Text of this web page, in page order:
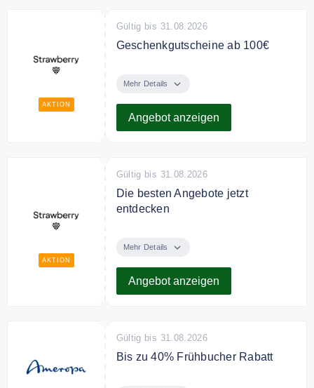
AKTION
Gültig bis 31.08.2026
Geschenkgutscheine ab 100€
Geschenkgutscheine ab 100€ von
Mehr Details
Angebot anzeigen
AKTION
Gültig bis 31.08.2026
Die besten Angebote jetzt
entdecken
und aktuellsten Angebote von
Mehr Details
Angebot anzeigen
Gültig bis 31.08.2026
Bis zu 40% Frühbucher Rabatt